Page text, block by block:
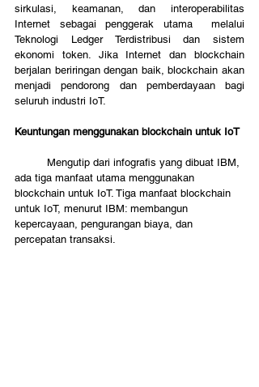
sirkulasi, keamanan, dan interoperabilitas
Internet sebagai penggerak utama  melalui
Teknologi Ledger Terdistribusi dan sistem
ekonomi token. Jika Internet dan blockchain
berjalan beriringan dengan baik, blockchain akan
menjadi pendorong dan pemberdayaan bagi
seluruh industri IoT.
Keuntungan menggunakan blockchain untuk IoT
ada tiga manfaat utama menggunakan
blockchain untuk IoT. Tiga manfaat blockchain
untuk IoT, menurut IBM: membangun
kepercayaan, pengurangan biaya, dan
percepatan transaksi.